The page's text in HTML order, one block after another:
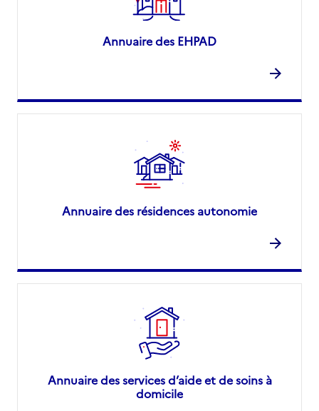
Annuaire des EHPAD
Annuaire des résidences autonomie
Annuaire des services d’aide et de soins à
domicile